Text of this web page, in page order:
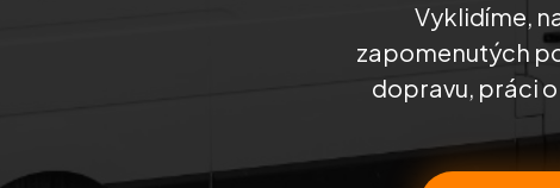
Vyklidíme,
zapomenutých
dopravu, práci